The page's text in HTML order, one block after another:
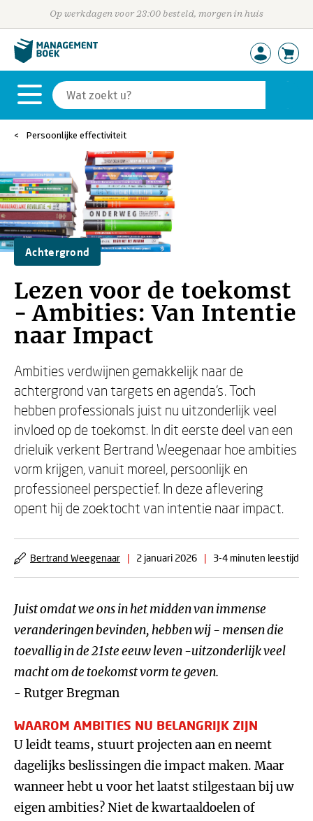
Op werkdagen voor 23:00 besteld, morgen in huis
Persoonlijke effectiviteit
Achtergrond
Lezen voor de toekomst
- Ambities: Van Intentie
naar Impact
Ambities verdwijnen gemakkelijk naar de
achtergrond van targets en agenda’s. Toch
hebben professionals juist nu uitzonderlijk veel
invloed op de toekomst. In dit eerste deel van een
drieluik verkent Bertrand Weegenaar hoe ambities
vorm krijgen, vanuit moreel, persoonlijk en
professioneel perspectief. In deze aflevering
opent hij de zoektocht van intentie naar impact.
Bertrand Weegenaar | 2 januari 2026 | 3-4 minuten leestijd
Juist omdat we ons in het midden van immense
veranderingen bevinden, hebben wij - mensen die
toevallig in de 21ste eeuw leven -uitzonderlijk veel
macht om de toekomst vorm te geven.
- Rutger Bregman
WAAROM AMBITIES NU BELANGRIJK ZIJN
U leidt teams, stuurt projecten aan en neemt
dagelijks beslissingen die impact maken. Maar
wanneer hebt u voor het laatst stilgestaan bij uw
eigen ambities? Niet de kwartaaldoelen of